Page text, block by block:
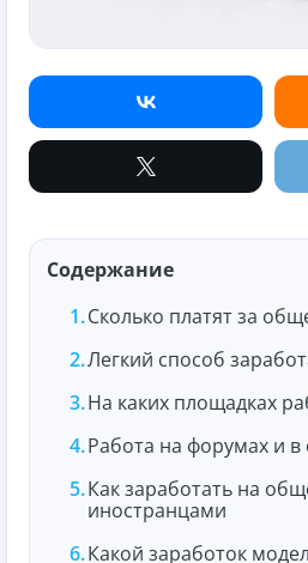
Содержание
Сколько платят за
Легкий способ
На каких площадках
Работа на форумах и в
Как заработать на
иностранцами
Какой заработок